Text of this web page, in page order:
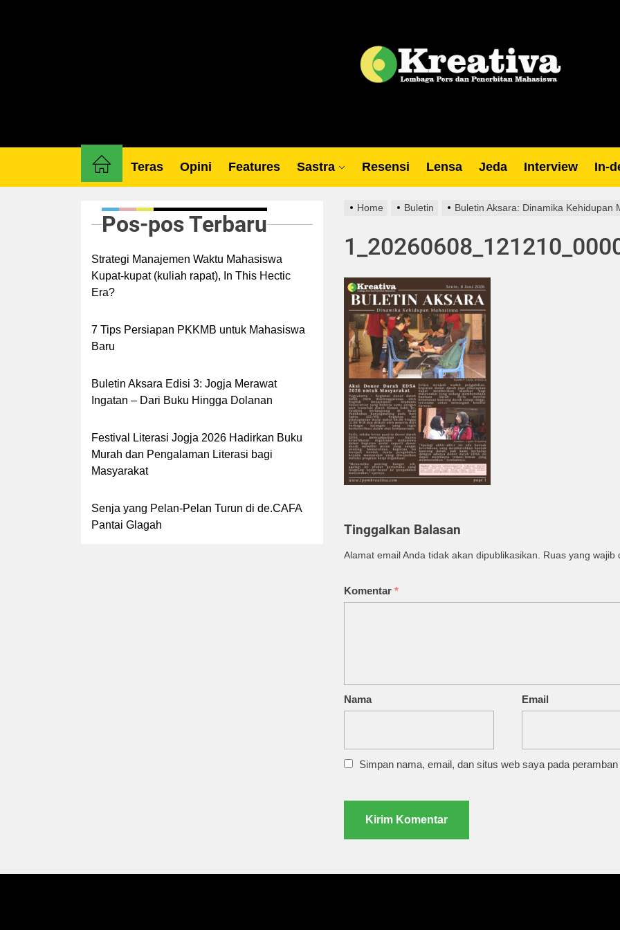
Teras Opini Features Sastra Resensi Lensa Jeda Interview In-
Home Buletin Buletin Aksara: Dinamika Kehidupan
Tinggalkan Balasan
Alamat email Anda tidak akan dipublikasikan. Ruas yang wajib
Komentar *
Nama Email
Simpan nama, email, dan situs web saya pada
Pos-pos Terbaru
Strategi Manajemen Waktu Mahasiswa
Kupat-kupat (kuliah rapat), In This Hectic
Era?
7 Tips Persiapan PKKMB untuk Mahasiswa
Baru
Buletin Aksara Edisi 3: Jogja Merawat
Ingatan – Dari Buku Hingga Dolanan
Festival Literasi Jogja 2026 Hadirkan Buku
Murah dan Pengalaman Literasi bagi
Masyarakat
Senja yang Pelan-Pelan Turun di de.CAFA
Pantai Glagah